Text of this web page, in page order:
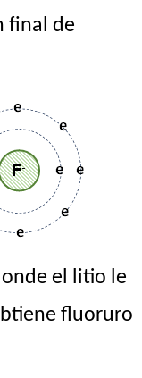
final de
el litio le
fluoruro